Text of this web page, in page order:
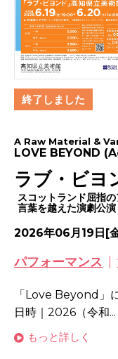
終了しました
A Raw Material &
LOVE BEYOND
ラブ・ビヨ
スコットランド屈指の
言葉を越えた演劇公演
2026年06月19日[
パフォーマンス
「Love Beyond」
日時｜2026（令和...
もっと詳しく